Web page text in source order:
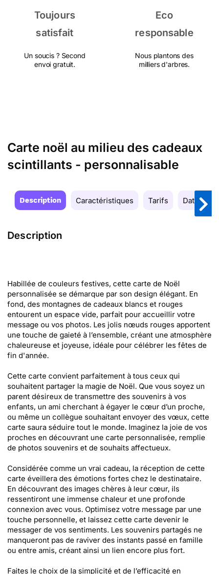
Toujours
satisfait
Un soucis ? Second
envoi gratuit.
Eco
responsable
Nous plantons des
milliers d'arbres.
Carte noël au milieu des cadeaux
scintillants - personnalisable
Description Caractéristiques Tarifs Date de
Description
Habillée de couleurs festives, cette carte de Noël
personnalisée se démarque par son design élégant. En
fond, des montagnes de cadeaux blancs et rouges
entourent un espace vide, parfait pour accueillir votre
message ou vos photos. Les jolis nœuds rouges apportent
une touche de gaieté à l’ensemble, créant une atmosphère
chaleureuse et joyeuse, idéale pour célébrer les fêtes de
fin d'année.
Cette carte convient parfaitement à tous ceux qui
souhaitent partager la magie de Noël. Que vous soyez un
parent désireux de transmettre des souvenirs à vos
enfants, un ami cherchant à égayer le cœur d’un proche,
ou même un collègue souhaitant envoyer des vœux, cette
carte saura séduire tout le monde. Imaginez la joie de vos
proches en découvrant une carte personnalisée, remplie
de photos souvenirs et de souhaits affectueux.
Considérée comme un vrai cadeau, la réception de cette
carte éveillera des émotions fortes chez le destinataire.
En découvrant des images chères à leur cœur, ils
ressentiront une immense chaleur et une profonde
connexion avec vous. Optimisez votre message par une
touche personnelle, et laissez cette carte devenir le
messager de vos sentiments. Les souvenirs partagés ne
manqueront pas de raviver des instants passé en famille
ou entre amis, créant ainsi un lien encore plus fort.
Faites le choix de la simplicité et de l’efficacité en